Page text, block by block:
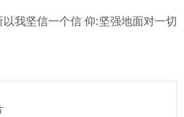
我坚信一个信 仰:坚强地面对一切